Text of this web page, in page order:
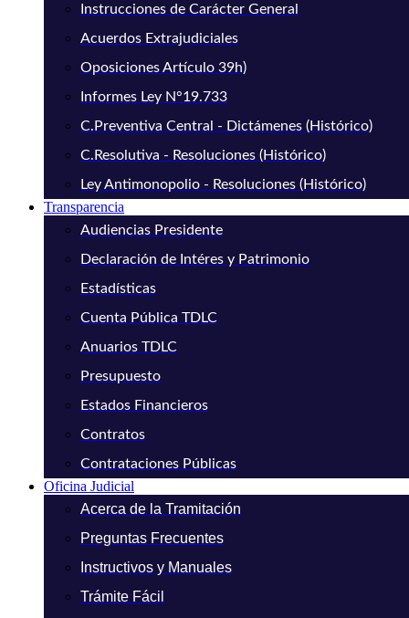
Instrucciones de Carácter General
Acuerdos Extrajudiciales
Oposiciones Artículo 39h)
Informes Ley N°19.733
C.Preventiva Central - Dictámenes (Histórico)
C.Resolutiva - Resoluciones (Histórico)
Ley Antimonopolio - Resoluciones (Histórico)
Transparencia
Audiencias Presidente
Declaración de Intéres y Patrimonio
Estadísticas
Cuenta Pública TDLC
Anuarios TDLC
Presupuesto
Estados Financieros
Contratos
Contrataciones Públicas
Oficina Judicial
Acerca de la Tramitación
Preguntas Frecuentes
Instructivos y Manuales
Trámite Fácil